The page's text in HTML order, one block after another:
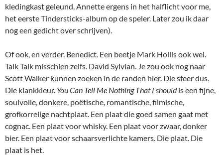
kledingkast geleund, Annette ergens in het halflicht voor me,
het eerste Tindersticks-album op de speler. Later zou ik daar
nog een gedicht over schrijven).
Of ook, en verder. Benedict. Een beetje Mark Hollis ook wel.
Talk Talk misschien zelfs. David Sylvian. Je zou ook nog naar
Scott Walker kunnen zoeken in de randen hier. Die sfeer dus.
Die klankkleur. You Can Tell Me Nothing That I shouldis een fijne,
soulvolle, donkere, poëtische, romantische, filmische,
grofkorrelige nachtplaat. Een plaat die goed samen gaat met
cognac. Een plaat voor whisky. Een plaat voor zwaar, donker
bier. Een plaat voor schaarsverlichte kamers. Die plaat. Die
plaat is het.